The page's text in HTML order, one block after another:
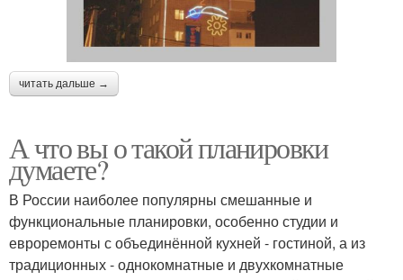
читать дальше →
А что вы о такой планировки
думаете?
В России наиболее популярны смешанные и
функциональные планировки, особенно студии и
евроремонты с объединённой кухней - гостиной, а из
традиционных - однокомнатные и двухкомнатные